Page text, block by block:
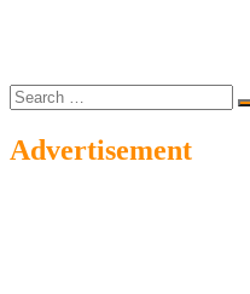
Search
…
Advertisement